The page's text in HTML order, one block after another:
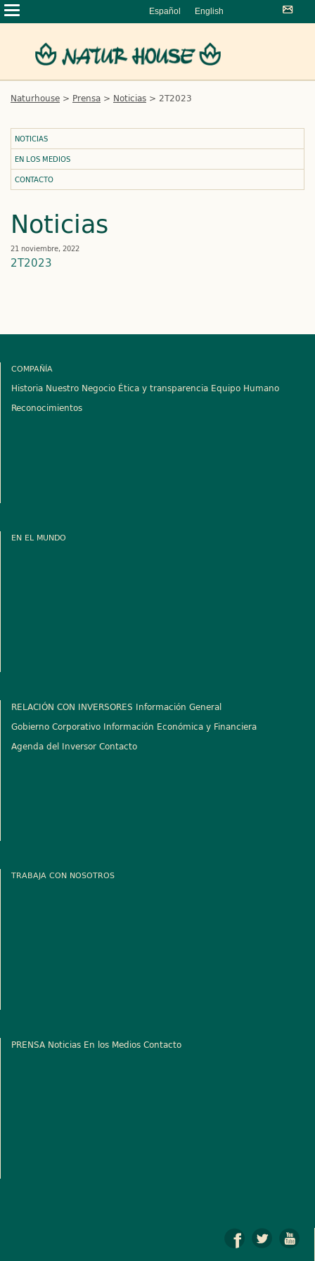
Español English
Naturhouse > Prensa > Noticias > 2T2023
NOTICIAS
EN LOS MEDIOS
CONTACTO
Noticias
21 noviembre, 2022
2T2023
COMPAÑÍA
Historia Nuestro Negocio Ética y transparencia Equipo Humano
Reconocimientos
EN EL MUNDO
RELACIÓN CON INVERSORES Información General
Gobierno Corporativo Información Económica y Financiera
Agenda del Inversor Contacto
TRABAJA CON NOSOTROS
PRENSA Noticias En los Medios Contacto